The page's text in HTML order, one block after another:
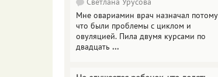
Светлана Урусова
Мне овариамин врач назначал потому
что были проблемы с циклом и
овуляцией. Пила двумя курсами по
двадцать ...